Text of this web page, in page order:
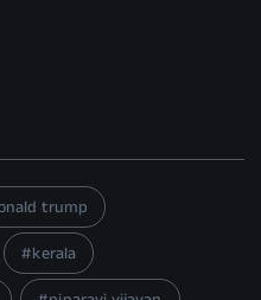
trump
kerala